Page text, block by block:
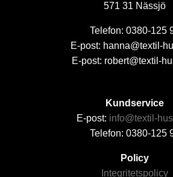
571 31 Nässjö
Telefon: 0380-125
E-post: hanna@textil-
E-post: robert@textil-
Kundservice
E-post: info@textil-
Telefon: 0380-125
Policy
Integritetspolicy